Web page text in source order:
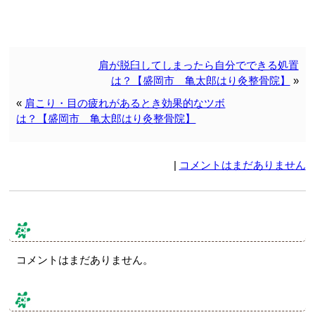
肩が脱臼してしまったら自分でできる処置
は？【盛岡市 亀太郎はり灸整骨院】
»
« 肩こり・目の疲れがあるとき効果的なツボ
は？【盛岡市 亀太郎はり灸整骨院】
| コメントはまだありません
コメント & トラックバック
コメントはまだありません。
コメントする